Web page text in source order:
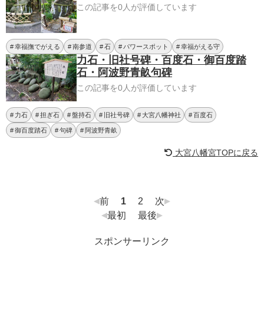
この記事を0人が評価しています
幸福撫でがえる 南参道 石 パワースポット 幸福がえる守
力石・旧社号碑・百度石・御百度踏
石・阿波野青畝句碑
この記事を0人が評価しています
力石 担ぎ石 盤持石 旧社号碑 大宮八幡神社 百度石
御百度踏石 句碑 阿波野青畝
大宮八幡宮TOPに戻る
前 1 2
次
最初
最後
スポンサーリンク